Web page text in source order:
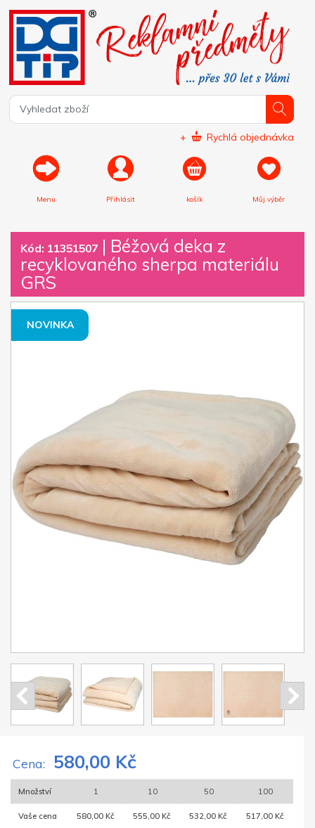
+ Rychlá objednávka
Menu Přihlásit košík Můj výběr
Kód: 11351507 | Béžová deka z
recyklovaného sherpa materiálu
GRS
NOVINKA
Cena: 580,00 Kč
Množství 1 10 50 100
Vaše cena 580,00 Kč 555,00 Kč 532,00 Kč 517,00 Kč